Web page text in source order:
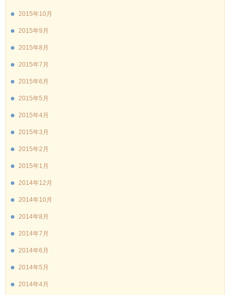
2015年10月
2015年9月
2015年8月
2015年7月
2015年6月
2015年5月
2015年4月
2015年3月
2015年2月
2015年1月
2014年12月
2014年10月
2014年8月
2014年7月
2014年6月
2014年5月
2014年4月